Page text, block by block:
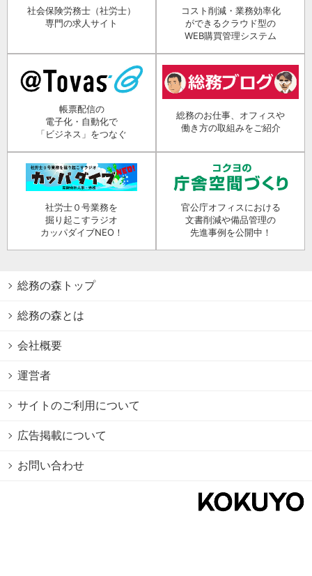
社会保険労務士（社労士）
専門の求人サイト
コスト削減・業務効率化
ができるクラウド型の
WEB購買管理システム
帳票配信の
電子化・自動化で
「ビジネス」をつなぐ
総務のお仕事、オフィスや
働き方の取組みをご紹介
社労士０号業務を
掘り起こすラジオ
カッパダイブNEO！
官公庁オフィスにおける
文書削減や備品管理の
先進事例を公開中！
総務の森トップ
総務の森とは
会社概要
運営者
サイトのご利用について
広告掲載について
お問い合わせ